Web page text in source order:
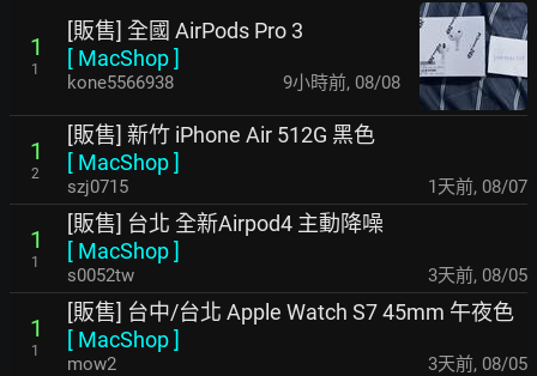
1
1
[販售] 全國 AirPods Pro 3
[ MacShop]
kone5566938 9小時前, 08/08
1
2
[販售] 新竹 iPhone Air 512G 黑色
[ MacShop]
szj0715 1天前, 08/07
1
1
[販售] 台北 全新Airpod4 主動降噪
[ MacShop]
s0052tw 3天前, 08/05
1
1
[販售] 台中/台北 Apple Watch S7 45mm 午夜色
[ MacShop]
mow2 3天前, 08/05